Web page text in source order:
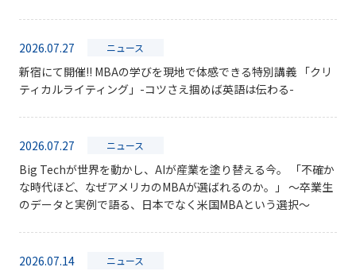
2026.07.27 ニュース
新宿にて開催!! MBAの学びを現地で体感できる特別講義 「クリ
ティカルライティング」-コツさえ掴めば英語は伝わる-
2026.07.27 ニュース
Big Techが世界を動かし、AIが産業を塗り替える今。 「不確か
な時代ほど、なぜアメリカのMBAが選ばれるのか。」 〜卒業生
のデータと実例で語る、日本でなく米国MBAという選択〜
2026.07.14 ニュース